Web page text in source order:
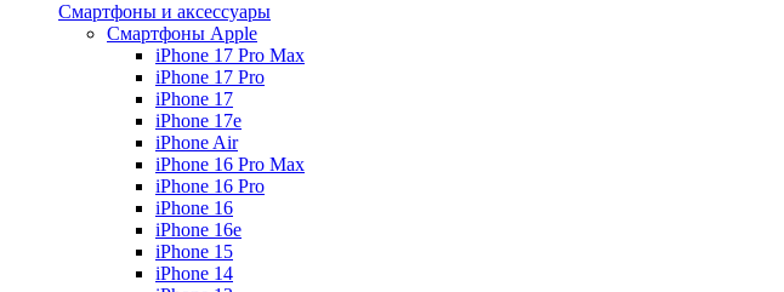
Смартфоны и аксессуары
Смартфоны Apple
iPhone 17 Pro Max
iPhone 17 Pro
iPhone 17
iPhone 17e
iPhone Air
iPhone 16 Pro Max
iPhone 16 Pro
iPhone 16
iPhone 16e
iPhone 15
iPhone 14